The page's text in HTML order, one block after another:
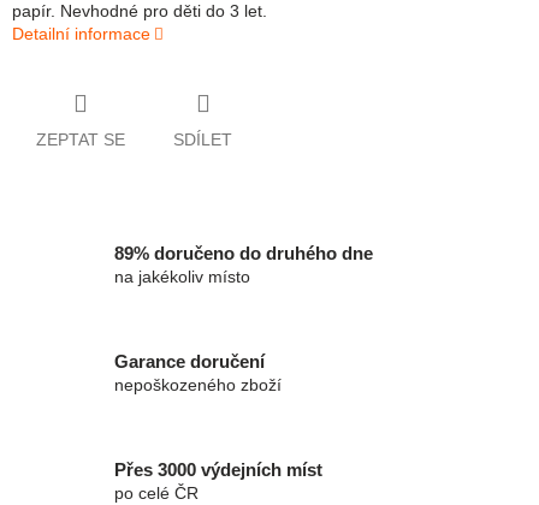
papír. Nevhodné pro děti do 3 let.
Detailní informace
ZEPTAT SE SDÍLET
89% doručeno do druhého dne
na jakékoliv místo
Garance doručení
nepoškozeného zboží
Přes 3000 výdejních míst
po celé ČR